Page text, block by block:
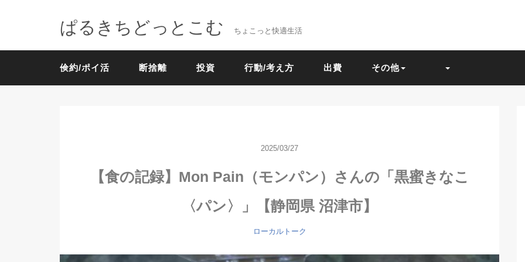
ぱるきちどっとこむ ちょこっと快適生活
倹約/ポイ活 断捨離 投資 行動/考え方 出費 その他
2025/03/27
【食の記録】Mon Pain（モンパン）さんの「黒蜜きなこ
〈パン〉」【静岡県 沼津市】
ローカルトーク